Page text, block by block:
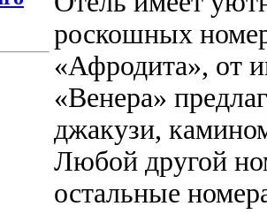
роскошных
«Афродита», от
«Венера»
джакузи,
Любой другой
остальные